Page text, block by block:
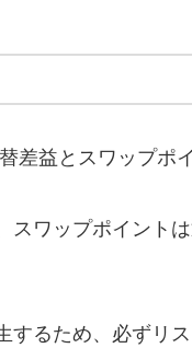
差益とスワップポ
スワップポイント
するため、必ずリ